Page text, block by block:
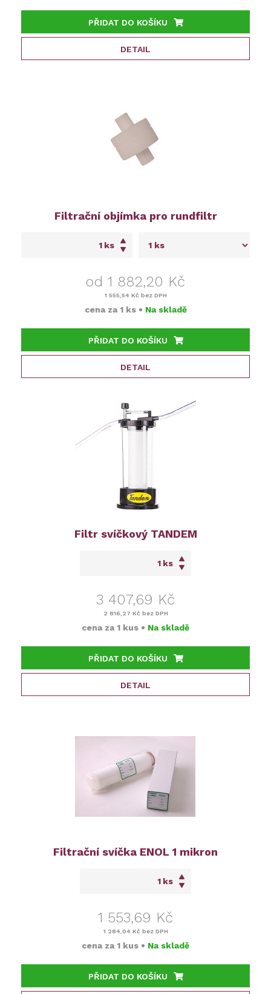
PŘIDAT DO KOŠÍKU
DETAIL
Filtrační objímka pro rundfiltr
ks
od 1 882,20 Kč
1 555,54 Kč bez DPH
cena za 1 ks • Na skladě
PŘIDAT DO KOŠÍKU
DETAIL
Filtr svíčkový TANDEM
ks
3 407,69 Kč
2 816,27 Kč bez DPH
cena za 1 kus • Na skladě
PŘIDAT DO KOŠÍKU
DETAIL
Filtrační svíčka ENOL 1 mikron
ks
1 553,69 Kč
1 284,04 Kč bez DPH
cena za 1 kus • Na skladě
PŘIDAT DO KOŠÍKU